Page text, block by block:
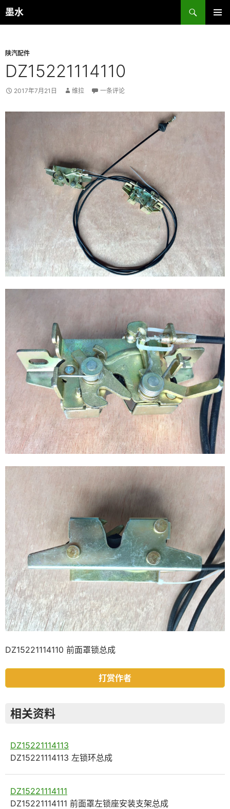
跳
至
墨水
搜
索
陕汽配件
DZ15221114110
2017年7月21日 维拉 一条评论
DZ15221114110 前面罩锁总成
打赏作者
相关资料
DZ15221114113
DZ15221114113 左锁环总成
DZ15221114111
DZ15221114111 前面罩左锁座安装支架总成